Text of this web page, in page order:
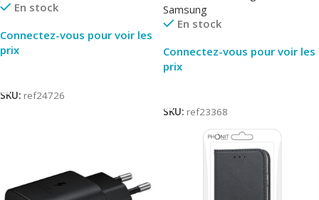
En stock
Connectez-vous pour voir les
prix
SKU: ref24726
Samsung
En stock
Connectez-vous pour voir les
prix
SKU: ref23368